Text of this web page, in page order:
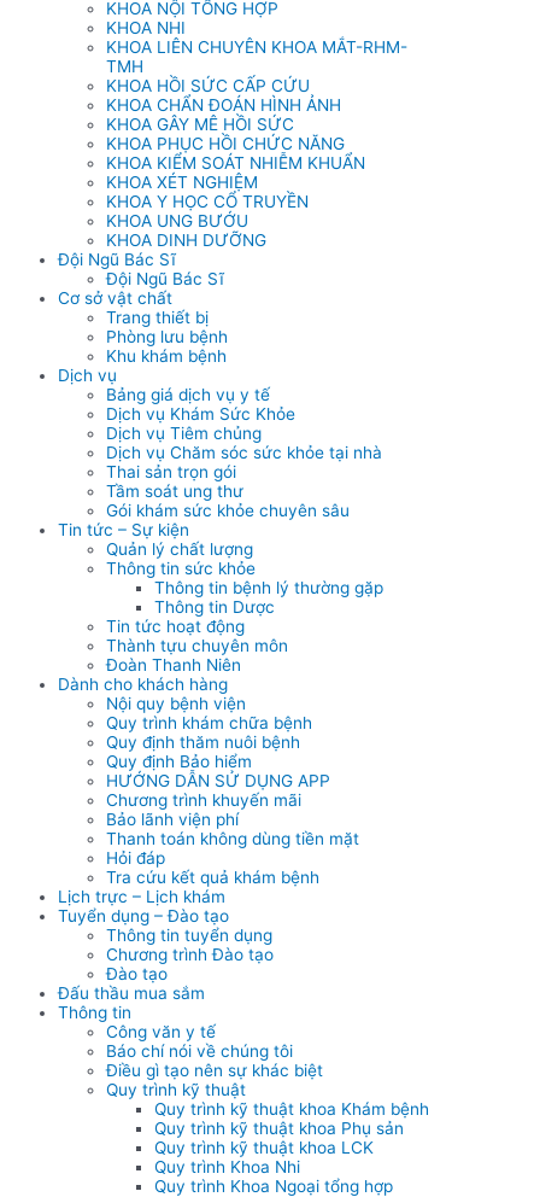
KHOA NỘI TỔNG HỢP
KHOA NHI
KHOA LIÊN CHUYÊN KHOA MẮT-RHM-
TMH
KHOA HỒI SỨC CẤP CỨU
KHOA CHẨN ĐOÁN HÌNH ẢNH
KHOA GÂY MÊ HỒI SỨC
KHOA PHỤC HỒI CHỨC NĂNG
KHOA KIỂM SOÁT NHIỄM KHUẨN
KHOA XÉT NGHIỆM
KHOA Y HỌC CỔ TRUYỀN
KHOA UNG BƯỚU
KHOA DINH DƯỠNG
Đội Ngũ Bác Sĩ
Đội Ngũ Bác Sĩ
Cơ sở vật chất
Trang thiết bị
Phòng lưu bệnh
Khu khám bệnh
Dịch vụ
Bảng giá dịch vụ y tế
Dịch vụ Khám Sức Khỏe
Dịch vụ Tiêm chủng
Dịch vụ Chăm sóc sức khỏe tại nhà
Thai sản trọn gói
Tầm soát ung thư
Gói khám sức khỏe chuyên sâu
Tin tức – Sự kiện
Quản lý chất lượng
Thông tin sức khỏe
Thông tin bệnh lý thường gặp
Thông tin Dược
Tin tức hoạt động
Thành tựu chuyên môn
Đoàn Thanh Niên
Dành cho khách hàng
Nội quy bệnh viện
Quy trình khám chữa bệnh
Quy định thăm nuôi bệnh
Quy định Bảo hiểm
HƯỚNG DẪN SỬ DỤNG APP
Chương trình khuyến mãi
Bảo lãnh viện phí
Thanh toán không dùng tiền mặt
Hỏi đáp
Tra cứu kết quả khám bệnh
Lịch trực – Lịch khám
Tuyển dụng – Đào tạo
Thông tin tuyển dụng
Chương trình Đào tạo
Đào tạo
Đấu thầu mua sắm
Thông tin
Công văn y tế
Báo chí nói về chúng tôi
Điều gì tạo nên sự khác biệt
Quy trình kỹ thuật
Quy trình kỹ thuật khoa Khám bệnh
Quy trình kỹ thuật khoa Phụ sản
Quy trình kỹ thuật khoa LCK
Quy trình Khoa Nhi
Quy trình Khoa Ngoại tổng hợp